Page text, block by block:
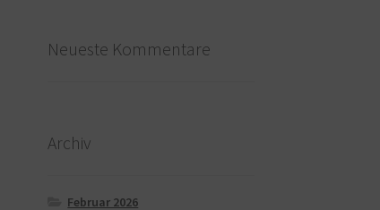
Neueste Kommentare
Archiv
Februar 2026